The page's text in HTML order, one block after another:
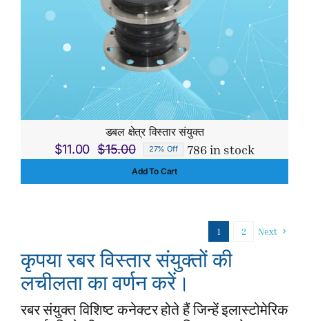
डबल क्षेत्र विस्तार संयुक्त
$15.00
Original
price
$11.00
Current
price
27% Off 786 in stock
Add To Cart
1 2 Next
कृपया रबर विस्तार संयुक्तों की
लचीलता का वर्णन करें।
रबर संयुक्त विशिष्ट कनेक्टर होते हैं जिन्हें इलास्टोमेरिक